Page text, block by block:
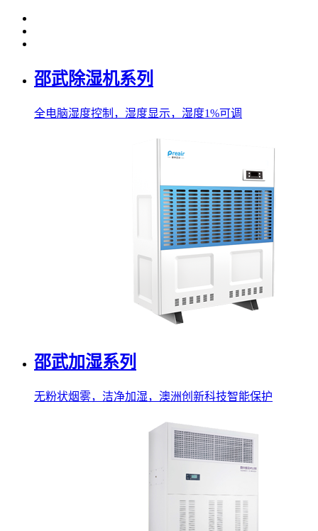
邵武除湿机系列
全电脑湿度控制，湿度显示，湿度1%可调
邵武加湿系列
无粉状烟雾，洁净加湿，澳洲创新科技智能保护